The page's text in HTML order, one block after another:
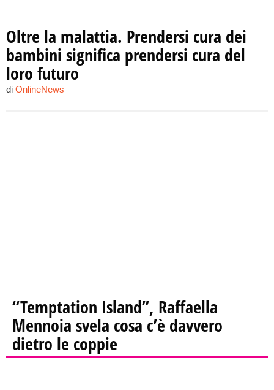
Oltre la malattia. Prendersi cura dei
bambini significa prendersi cura del
loro futuro
di OnlineNews
“Temptation Island”, Raffaella
Mennoia svela cosa c’è davvero
dietro le coppie